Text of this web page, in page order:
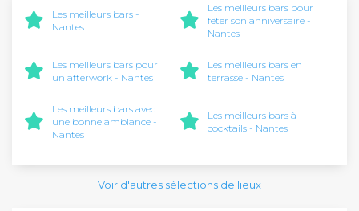
Les meilleurs bars -
Nantes
Les meilleurs bars pour
fêter son anniversaire -
Nantes
Les meilleurs bars pour
un afterwork - Nantes
Les meilleurs bars en
terrasse - Nantes
Les meilleurs bars avec
une bonne ambiance -
Nantes
Les meilleurs bars à
cocktails - Nantes
Voir d'autres sélections de lieux